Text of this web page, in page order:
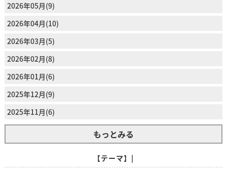
2026年05月(9)
2026年04月(10)
2026年03月(5)
2026年02月(8)
2026年01月(6)
2025年12月(9)
2025年11月(6)
もっとみる
【テーマ】|